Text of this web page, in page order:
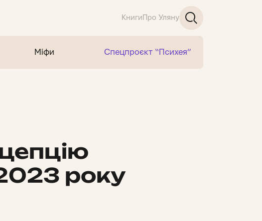
Книги Про Уляну
Міфи Спецпроєкт “Психея”
року